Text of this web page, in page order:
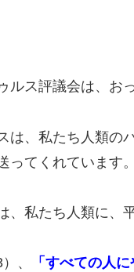
ルス評議会は、お
は、私たち人類の
ってくれています。
、私たち人類に、
、
「すべての人